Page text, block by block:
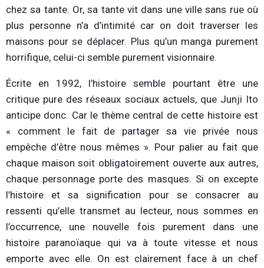
chez sa tante. Or, sa tante vit dans une ville sans rue où
plus personne n’a d’intimité car on doit traverser les
maisons pour se déplacer. Plus qu’un manga purement
horrifique, celui-ci semble purement visionnaire.
Écrite en 1992, l’histoire semble pourtant être une
critique pure des réseaux sociaux actuels, que Junji Ito
anticipe donc. Car le thème central de cette histoire est
« comment le fait de partager sa vie privée nous
empêche d’être nous mêmes ». Pour palier au fait que
chaque maison soit obligatoirement ouverte aux autres,
chaque personnage porte des masques. Si on excepte
l’histoire et sa signification pour se consacrer au
ressenti qu’elle transmet au lecteur, nous sommes en
l’occurrence, une nouvelle fois purement dans une
histoire paranoïaque qui va à toute vitesse et nous
emporte avec elle. On est clairement face à un chef